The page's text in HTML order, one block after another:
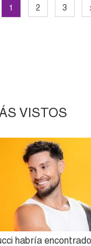
1 2 3
VISTOS
habría